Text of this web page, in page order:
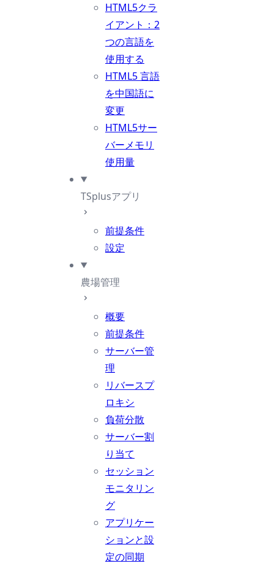
HTML5クラ
イアント：2
つの言語を
使用する
HTML5 言語
を中国語に
変更
HTML5サー
バーメモリ
使用量
TSplusアプリ
前提条件
設定
農場管理
概要
前提条件
サーバー管
理
リバースプ
ロキシ
負荷分散
サーバー割
り当て
セッション
モニタリン
グ
アプリケー
ションと設
定の同期